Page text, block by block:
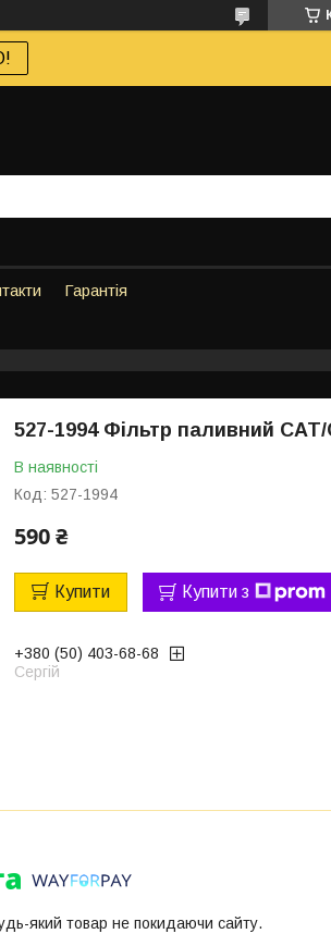
Гарантія
527-1994 Фільтр паливний
В наявності
Код: 527-1994
590 ₴
Купити Купити з
+380 (50) 403-68-68
Сергій
який товар не покидаючи сайту.